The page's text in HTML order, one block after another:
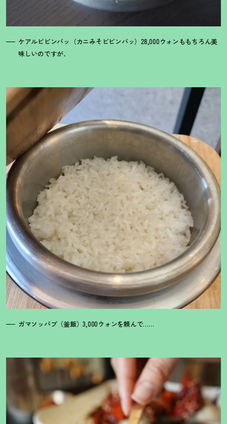
ケアルビビンバッ（カニみそビビンバッ）28,000ウォンももちろん美
味しいのですが、
ガマソッバブ（釜飯）3,000ウォンを頼んで……